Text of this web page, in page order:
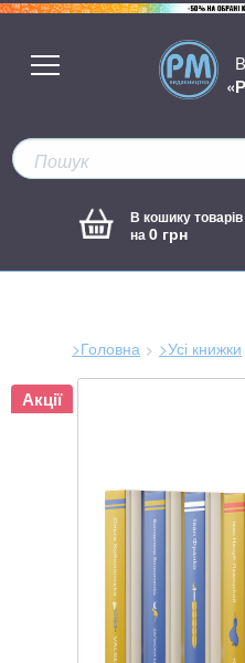
В кошику товарів
на0 грн
>Головна >Усі книжки
Зараз
Акції